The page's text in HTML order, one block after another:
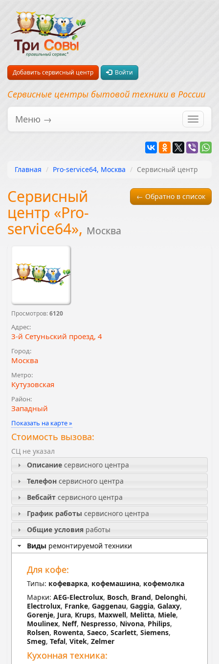
Добавить сервисный центр Войти
Сервисные центры бытовой техники в России
Меню →
Главная Pro-service64, Москва Сервисный центр
← Обратно в список
Сервисный
центр «Pro-
service64», Москва
Просмотров:6120
Адрес:
3-й Сетуньский проезд, 4
Город:
Москва
Метро:
Кутузовская
Район:
Западный
Показать на карте »
Стоимость вызова:
СЦ не указал
Описаниесервисного центра
Телефонсервисного центра
Вебсайтсервисного центра
График работы сервисного центра
Общие условияработы
Виды ремонтируемой техники
Для кофе:
Типы: кофеварка, кофемашина, кофемолка
Марки: AEG-Electrolux, Bosch, Brand, Delonghi,
Electrolux, Franke, Gaggenau, Gaggia, Galaxy,
Gorenje, Jura, Krups, Maxwell, Melitta, Miele,
Moulinex, Neff, Nespresso, Nivona, Philips,
Rolsen, Rowenta, Saeco, Scarlett, Siemens,
Smeg, Tefal, Vitek, Zelmer
Кухонная техника: